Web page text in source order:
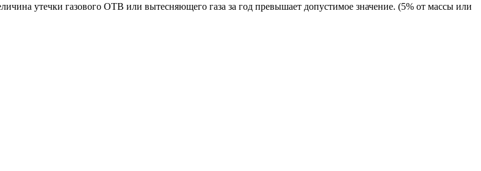
утечки газового ОТВ или вытесняющего газа за год превышает допустимое значение. (5% от массы или